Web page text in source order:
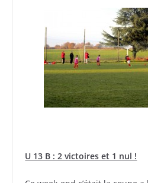
U 13 B : 2 victoires et 1 nul !